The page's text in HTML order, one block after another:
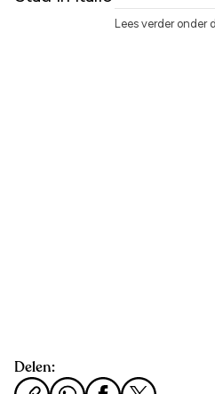
Lees verder onder
Delen: